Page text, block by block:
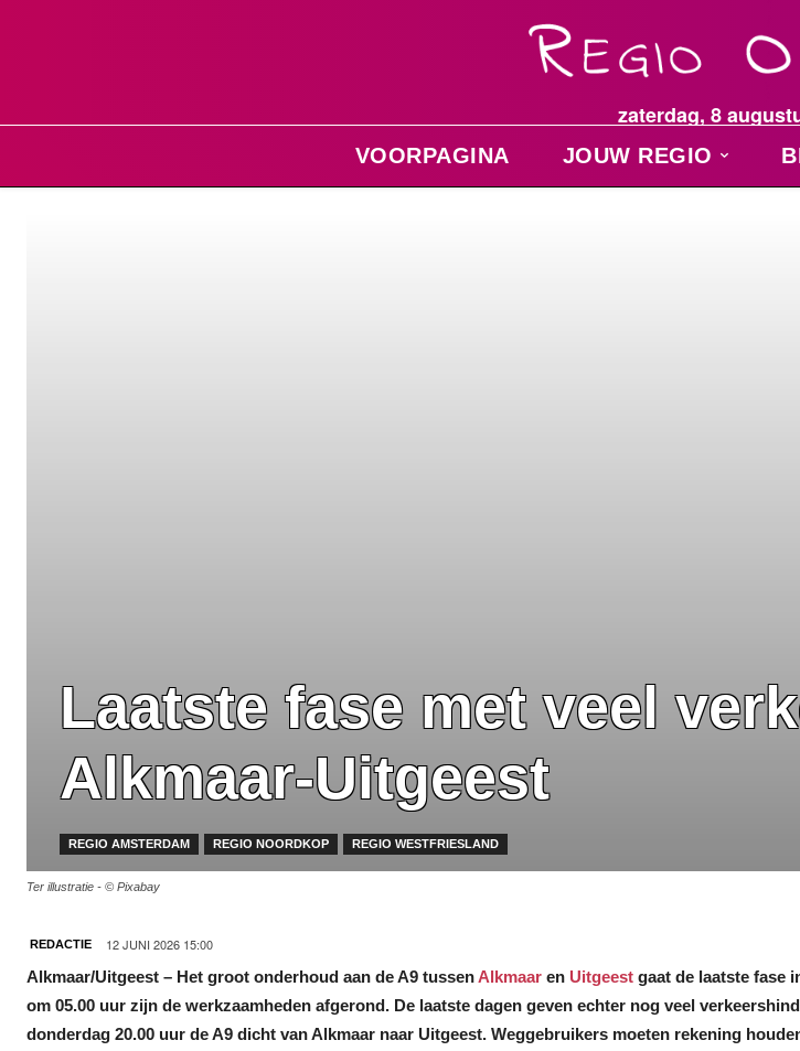
zaterdag, 8
VOORPAGINA JOUW REGIO
Laatste fase met veel
Alkmaar-Uitgeest
REGIO AMSTERDAM REGIO NOORDKOP REGIO WESTFRIESLAND
Ter illustratie - © Pixabay
REDACTIE 12 JUNI 2026 15:00
Alkmaar/Uitgeest – Het groot onderhoud aan de A9 tussenAlkmaar en Uitgeest gaat de laatste fase
om 05.00 uur zijn de werkzaamheden afgerond. De laatste dagen geven echter nog veel
donderdag 20.00 uur de A9 dicht van Alkmaar naar Uitgeest. Weggebruikers moeten rekening